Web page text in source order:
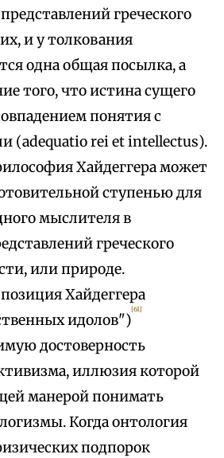
греческого
и у толкования
одна общая посылка, а
того, что истина сущего
понятия с
(adequatio rei et intellectus).
Хайдеггера может
ступенью для
мыслителя в
греческого
или природе.
Хайдеггера
идолов")
[61]
достоверность
иллюзия которой
манерой понимать
Когда онтология
подпорок